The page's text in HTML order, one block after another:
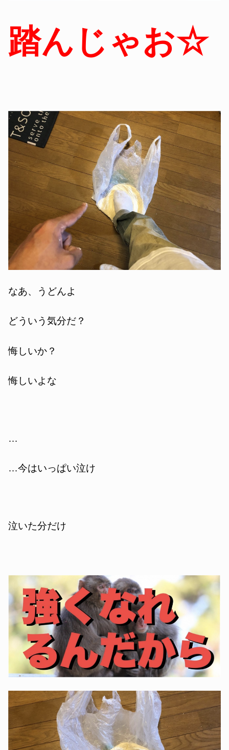
踏んじゃお☆
なあ、うどんよ
どういう気分だ？
悔しいか？
悔しいよな
…
…今はいっぱい泣け
泣いた分だけ